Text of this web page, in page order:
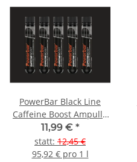
PowerBar Black Line
Caffeine Boost Ampulle
5er Pack
11,99 € *
statt: 12,45 €
95,92 € pro 1 l